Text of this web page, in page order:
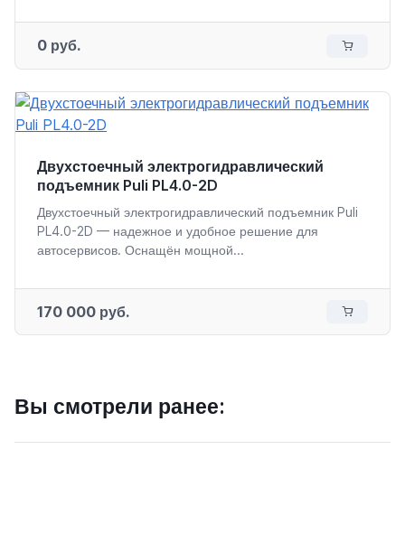
0 руб.
Двухстоечный электрогидравлический
подъемник Puli PL4.0-2D
Двухстоечный электрогидравлический подъемник Puli
PL4.0-2D — надежное и удобное решение для
автосервисов. Оснащён мощной...
170 000 руб.
Вы смотрели ранее: